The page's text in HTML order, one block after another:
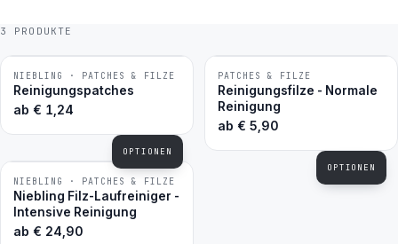
3 PRODUKTE
BESTSELLER
NIEBLING · PATCHES & FILZE
Reinigungspatches
ab € 1,24
OPTIONEN
BESTSELLER
PATCHES & FILZE
Reinigungsfilze - Normale
Reinigung
ab € 5,90
OPTIONEN
NIEBLING · PATCHES & FILZE
Niebling Filz-Laufreiniger -
Intensive Reinigung
ab € 24,90